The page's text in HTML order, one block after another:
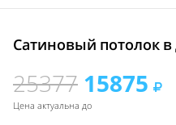
Сатиновый потолок в
25377 15875
Цена актуальна до